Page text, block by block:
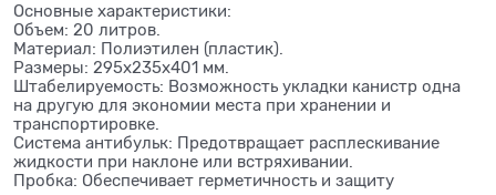
Основные характеристики:
Объем: 20 литров.
Материал: Полиэтилен (пластик).
Размеры: 295x235x401 мм.
Штабелируемость: Возможность укладки канистр одна
на другую для экономии места при хранении и
транспортировке.
Система антибульк: Предотвращает расплескивание
жидкости при наклоне или встряхивании.
Пробка: Обеспечивает герметичность и защиту